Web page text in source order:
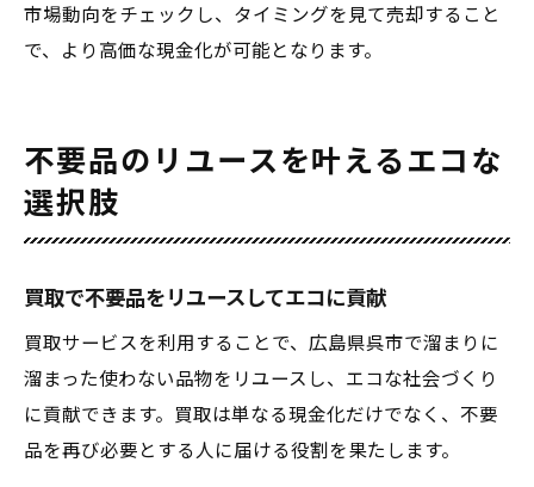
市場動向をチェックし、タイミングを見て売却すること
で、より高価な現金化が可能となります。
不要品のリユースを叶えるエコな
選択肢
買取で不要品をリユースしてエコに貢献
買取サービスを利用することで、広島県呉市で溜まりに
溜まった使わない品物をリユースし、エコな社会づくり
に貢献できます。買取は単なる現金化だけでなく、不要
品を再び必要とする人に届ける役割を果たします。